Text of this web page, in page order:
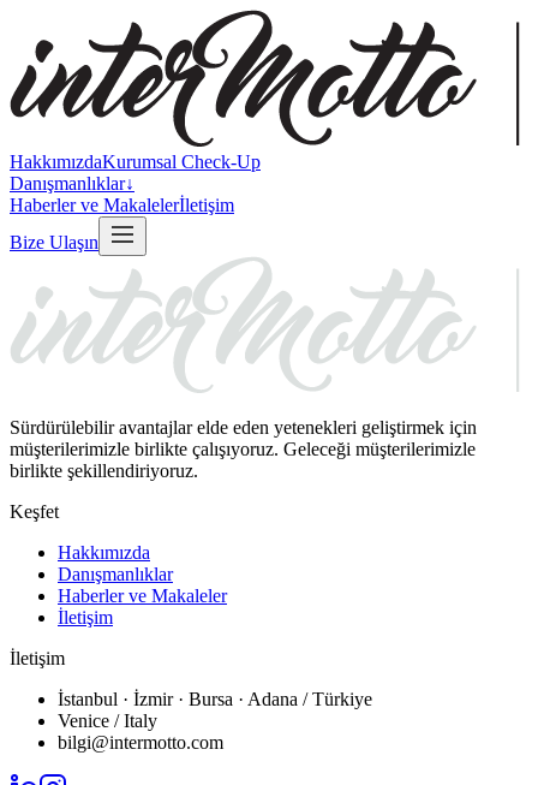
HakkımızdaKurumsal Check-Up
Danışmanlıklar↓
Haberler ve Makalelerİletişim
Bize Ulaşın
Sürdürülebilir avantajlar elde eden yetenekleri geliştirmek için
müşterilerimizle birlikte çalışıyoruz. Geleceği müşterilerimizle
birlikte şekillendiriyoruz.
Keşfet
Hakkımızda
Danışmanlıklar
Haberler ve Makaleler
İletişim
İletişim
İstanbul · İzmir · Bursa · Adana / Türkiye
Venice / Italy
bilgi@intermotto.com